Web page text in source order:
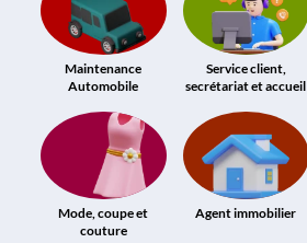
Maintenance
Automobile
Service client,
secrétariat et accueil
Mode, coupe et
couture
Agent immobilier